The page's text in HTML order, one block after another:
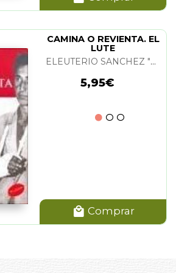
CAMINA O REVIENTA. EL
LUTE
ELEUTERIO SANCHEZ "EL LUTE"
5,95€
Comprar